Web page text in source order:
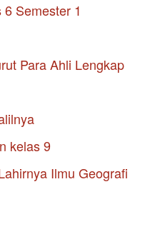
Semester 1
Para Ahli Lengkap
kelas 9
Ilmu Geografi